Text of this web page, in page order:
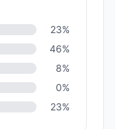
23%
46%
8%
0%
23%